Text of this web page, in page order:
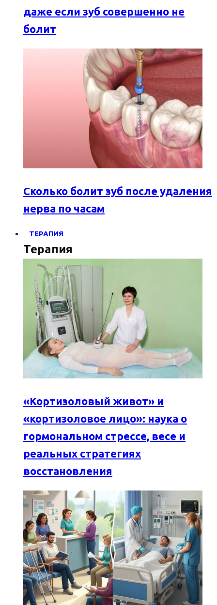
даже если зуб совершенно не
болит
Сколько болит зуб после удаления
нерва по часам
ТЕРАПИЯ
Терапия
«Кортизоловый живот» и
«кортизоловое лицо»: наука о
гормональном стрессе, весе и
реальных стратегиях
восстановления